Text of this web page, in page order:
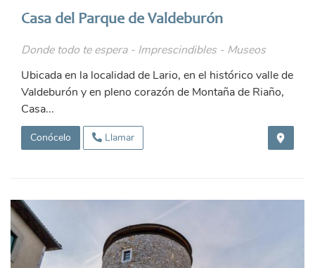
Casa del Parque de Valdeburón
Donde todo te espera - Imprescindibles - Museos
Ubicada en la localidad de Lario, en el histórico valle de
Valdeburón y en pleno corazón de Montaña de Riaño,
Casa...
Conócelo Llamar